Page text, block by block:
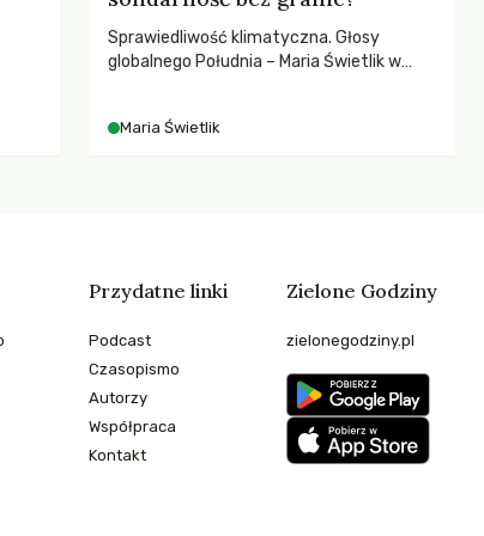
Sprawiedliwość klimatyczna. Głosy
globalnego Południa – Maria Świetlik w
Maria Świetlik
Przydatne linki
Podcast
Czasopismo
Autorzy
Współpraca
Kontakt
Zielone Godziny
zielonegodziny.pl